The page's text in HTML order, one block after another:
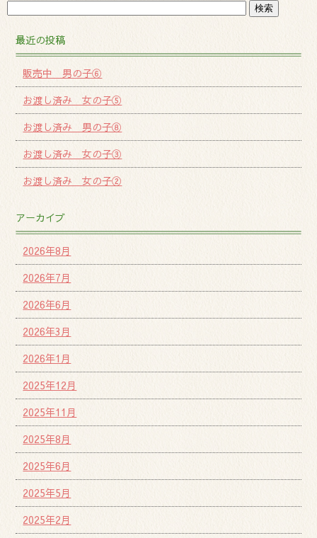
最近の投稿
販売中 男の子⑥
お渡し済み 女の子⑤
お渡し済み 男の子⑧
お渡し済み 女の子③
お渡し済み 女の子②
アーカイブ
2026年8月
2026年7月
2026年6月
2026年3月
2026年1月
2025年12月
2025年11月
2025年8月
2025年6月
2025年5月
2025年2月